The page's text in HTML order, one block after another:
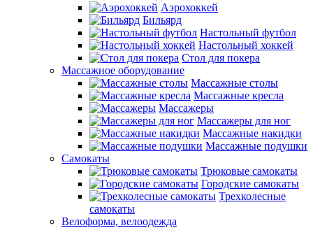
Аэрохоккей
Бильярд
Настольный футбол
Настольный хоккей
Стол для покера
Массажное оборудование
Массажные столы
Массажные кресла
Массажеры
Массажеры для ног
Массажные накидки
Массажные подушки
Самокаты
Трюковые самокаты
Городские самокаты
Трехколесные
самокаты
Велоформа, велоодежда